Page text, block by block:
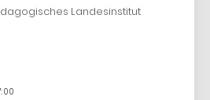
Landesinstitut